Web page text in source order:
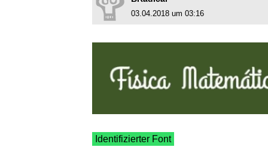
03.04.2018 um 03:16
Identifizierter Font